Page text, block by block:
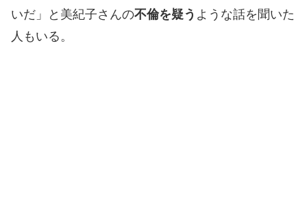
いだ」と美紀子さんの不倫を疑う ような話を聞いた
人もいる。